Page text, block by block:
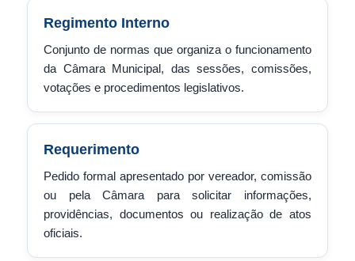
Regimento Interno
Conjunto de normas que organiza o funcionamento
da Câmara Municipal, das sessões, comissões,
votações e procedimentos legislativos.
Requerimento
Pedido formal apresentado por vereador, comissão
ou pela Câmara para solicitar informações,
providências, documentos ou realização de atos
oficiais.